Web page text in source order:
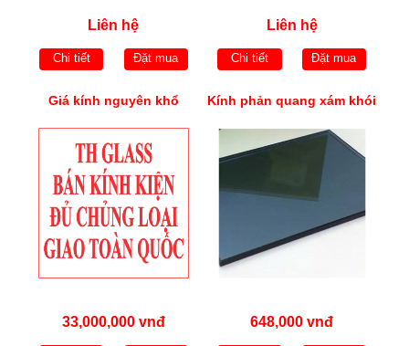
Liên hệ
Chi tiết Đặt mua
Liên hệ
Chi tiết Đặt mua
Giá kính nguyên khổ
33,000,000 vnđ
Kính phản quang xám khói
648,000 vnđ